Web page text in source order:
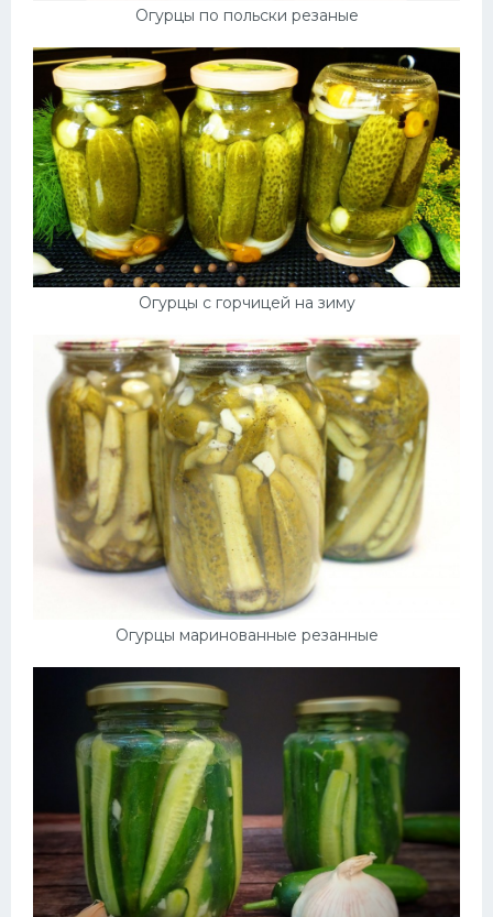
Огурцы по польски резаные
Огурцы с горчицей на зиму
Огурцы маринованные резанные